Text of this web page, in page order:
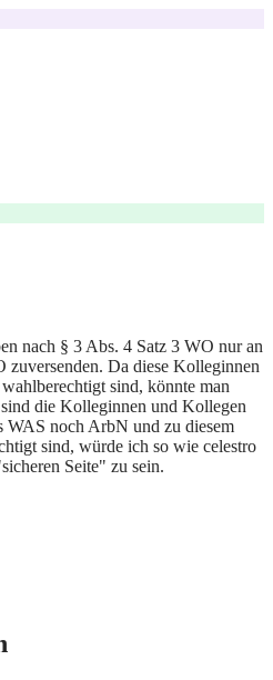
nach § 3 Abs. 4 Satz 3 WO nur an
zuversenden. Da diese Kolleginnen
sind, könnte man
die Kolleginnen und Kollegen
WAS noch ArbN und zu diesem
sind, würde ich so wie celestro
Seite" zu sein.